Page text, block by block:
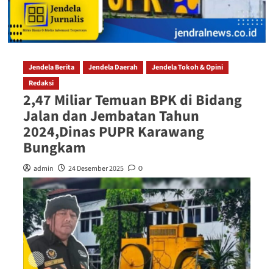
Jendela Berita Jendela Daerah
Jendela Tokoh & Opini
Redaksi
2,47 Miliar Temuan BPK di Bidang
Jalan dan Jembatan Tahun
2024,Dinas PUPR Karawang
Bungkam
admin 24 Desember 2025 0